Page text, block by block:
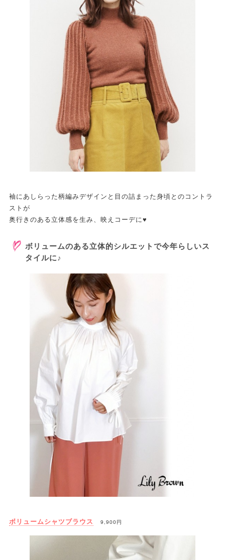
袖にあしらった柄編みデザインと目の詰まった身頃とのコントラ
ストが
奥行きのある立体感を生み、映えコーデに♥
ボリュームのある立体的シルエットで今年らしいス
タイルに♪
ボリュームシャツブラウス 9,900円